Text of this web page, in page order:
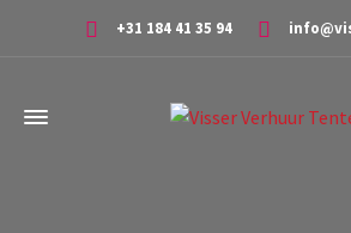
+31 184 41 35 94